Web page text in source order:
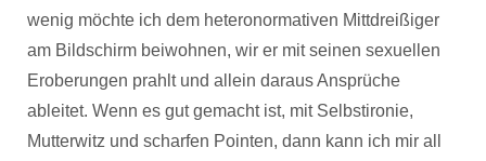
wenig möchte ich dem heteronormativen Mittdreißiger
am Bildschirm beiwohnen, wir er mit seinen sexuellen
Eroberungen prahlt und allein daraus Ansprüche
ableitet. Wenn es gut gemacht ist, mit Selbstironie,
Mutterwitz und scharfen Pointen, dann kann ich mir all